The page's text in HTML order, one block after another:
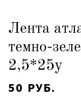
Лента
темно-
2,5*25y
50 РУБ.